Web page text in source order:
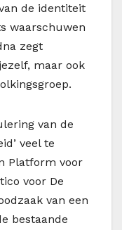
de identiteit
waarschuwen
zegt
maar ook
van de
veel te
Platform voor
voor De
van een
bestaande